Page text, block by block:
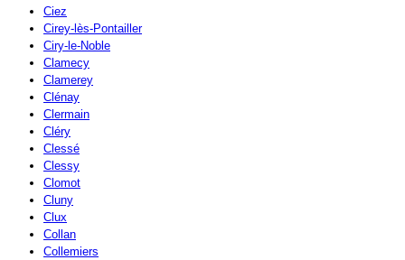
Ciez
Cirey-lès-Pontailler
Ciry-le-Noble
Clamecy
Clamerey
Clénay
Clermain
Cléry
Clessé
Clessy
Clomot
Cluny
Clux
Collan
Collemiers